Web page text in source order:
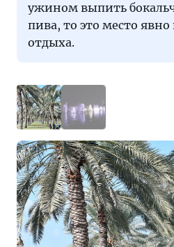
ужином выпить
пива, то это место явно
отдыха.